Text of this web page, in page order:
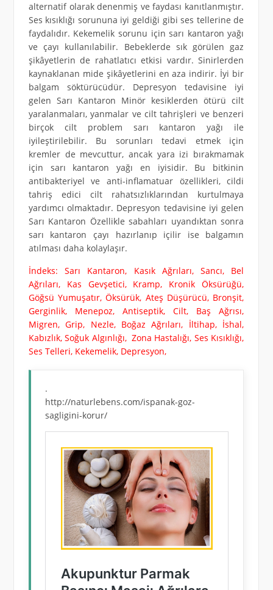
alternatif olarak denenmiş ve faydası kanıtlanmıştır.
Ses kısıklığı sorununa iyi geldiği gibi ses tellerine de
faydalıdır. Kekemelik sorunu için sarı kantaron yağı
ve çayı kullanılabilir. Bebeklerde sık görülen gaz
şikâyetlerin de rahatlatıcı etkisi vardır. Sinirlerden
kaynaklanan mide şikâyetlerini en aza indirir. İyi bir
balgam söktürücüdür. Depresyon tedavisine iyi
gelen Sarı Kantaron Minör kesiklerden ötürü cilt
yaralanmaları, yanmalar ve cilt tahrişleri ve benzeri
birçok cilt problem sarı kantaron yağı ile
iyileştirilebilir. Bu sorunları tedavi etmek için
kremler de mevcuttur, ancak yara izi bırakmamak
için sarı kantaron yağı en iyisidir. Bu bitkinin
antibakteriyel ve anti-inflamatuar özellikleri, cildi
tahriş edici cilt rahatsızlıklarından kurtulmaya
yardımcı olmaktadır. Depresyon tedavisine iyi gelen
Sarı Kantaron Özellikle sabahları uyandıktan sonra
sarı kantaron çayı hazırlanıp içilir ise balgamın
atılması daha kolaylaşır.
İndeks: Sarı Kantaron, Kasık Ağrıları, Sancı, Bel
Ağrıları, Kas Gevşetici, Kramp, Kronik Öksürüğü,
Göğsü Yumuşatır, Öksürük, Ateş Düşürücü, Bronşit,
Gerginlik, Menepoz, Antiseptik, Cilt, Baş Ağrısı,
Migren, Grip, Nezle, Boğaz Ağrıları, İltihap, İshal,
Kabızlık, Soğuk Algınlığı, Zona Hastalığı, Ses Kısıklığı,
Ses Telleri, Kekemelik, Depresyon,
.
http://naturlebens.com/ispanak-goz-
sagligini-korur/